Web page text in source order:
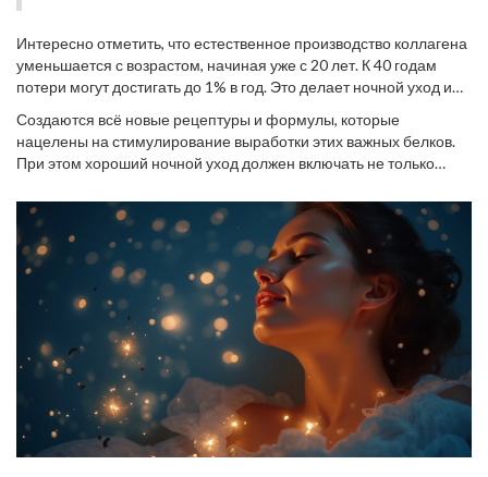
Интересно отметить, что естественное производство коллагена
уменьшается с возрастом, начиная уже с 20 лет. К 40 годам
потери могут достигать до 1% в год. Это делает ночной уход и
значимым. Регулярное использование косметических средств с
активными ингредиентами и удовлетворение потребностей
кожи в витаминах способно замедлить этот процесс,
время. Важно также помнить, что плохие привычки, такие как
курение и злоупотребление солнцем, могут существенно
снизить выработку коллагена и эластина, лишая кожу её
естественного сияния.
Создаются всё новые рецептуры и формулы, которые
нацелены на стимулирование выработки этих важных белков.
При этом хороший ночной уход должен включать не только
которые помогают их синтезировать. Это даёт коже шанс
восстановить равновесие и усилить её защитные функции. Всё
это доказывает, что ночь — время не только для сна, но и для
перезагрузки и обновления кожи.